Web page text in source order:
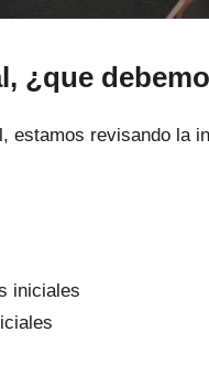
¿que
estamos revisando la
iniciales